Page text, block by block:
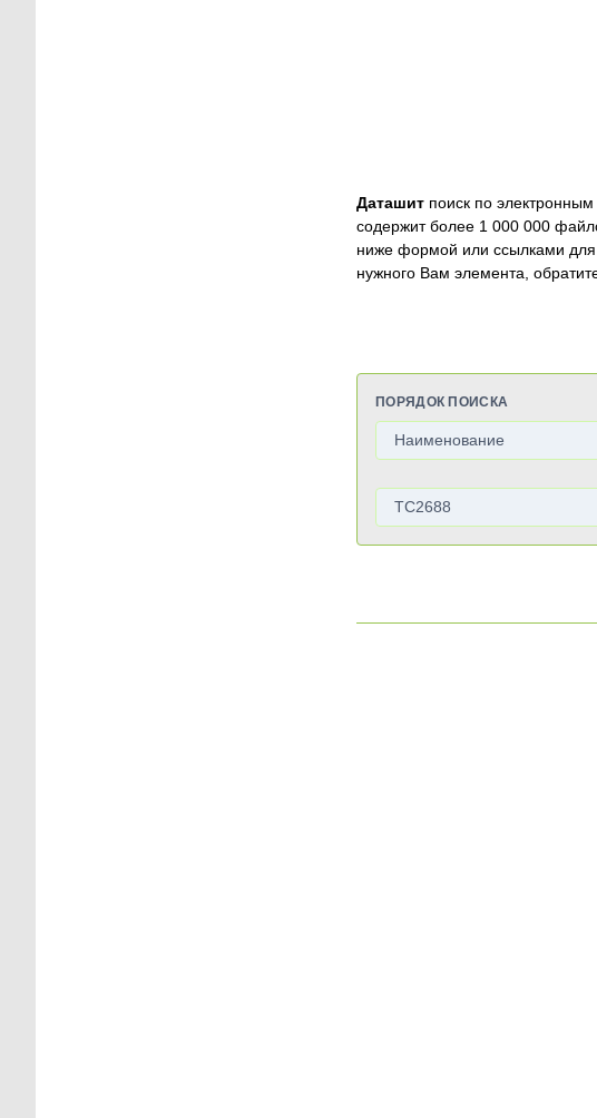
Даташит поиск по
содержит более 1 000 000
ниже формой или ссылками для
нужного Вам элемента,
ПОРЯДОК ПОИСКА